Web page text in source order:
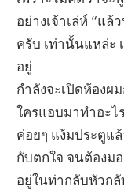
อย่างเจ้าเล่ห์ “แล้
ครับ เท่านั้นแหล่ะ
อยู่
กำลังจะเปิดห้องผ
ใครแอบมาทำอะไ
ค่อยๆ แง้มประตูแ
กับตกใจ จนต้องม
อยู่ในท่ากลับหัวก